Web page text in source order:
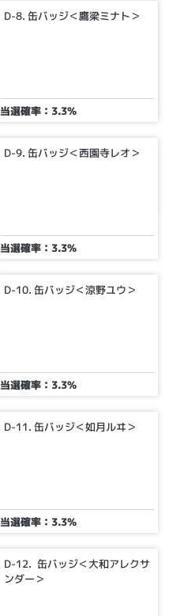
当選確率：3.3%
D-8. 缶バッジ＜鷹梁ミナト＞
当選確率：3.3%
D-9. 缶バッジ＜西園寺レオ＞
当選確率：3.3%
D-10. 缶バッジ＜涼野ユウ＞
当選確率：3.3%
D-11. 缶バッジ＜如月ルヰ＞
D-12. 缶バッジ＜大和アレクサ
ンダー＞